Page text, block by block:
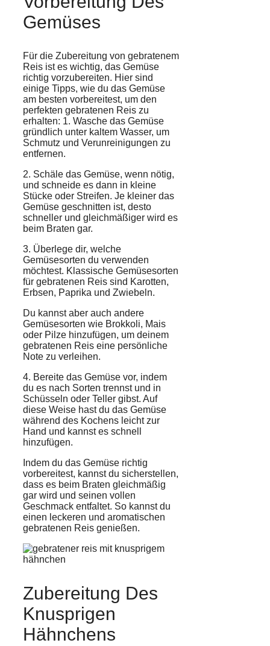
Gemüses
Für die Zubereitung von gebratenem
Reis ist es wichtig, das Gemüse
richtig vorzubereiten. Hier sind
einige Tipps, wie du das Gemüse
am besten vorbereitest, um den
perfekten gebratenen Reis zu
erhalten: 1. Wasche das Gemüse
gründlich unter kaltem Wasser, um
Schmutz und Verunreinigungen zu
entfernen.
2. Schäle das Gemüse, wenn nötig,
und schneide es dann in kleine
Stücke oder Streifen. Je kleiner das
Gemüse geschnitten ist, desto
schneller und gleichmäßiger wird es
beim Braten gar.
3. Überlege dir, welche
Gemüsesorten du verwenden
möchtest. Klassische Gemüsesorten
für gebratenen Reis sind Karotten,
Erbsen, Paprika und Zwiebeln.
Du kannst aber auch andere
Gemüsesorten wie Brokkoli, Mais
oder Pilze hinzufügen, um deinem
gebratenen Reis eine persönliche
Note zu verleihen.
4. Bereite das Gemüse vor, indem
du es nach Sorten trennst und in
Schüsseln oder Teller gibst. Auf
diese Weise hast du das Gemüse
während des Kochens leicht zur
Hand und kannst es schnell
hinzufügen.
Indem du das Gemüse richtig
vorbereitest, kannst du sicherstellen,
dass es beim Braten gleichmäßig
gar wird und seinen vollen
Geschmack entfaltet. So kannst du
einen leckeren und aromatischen
gebratenen Reis genießen.
Zubereitung Des
Knusprigen
Hähnchens